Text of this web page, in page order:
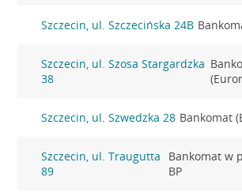
Szczecin, ul. Szczecińska 24B
Szczecin, ul. Szosa Stargardzka
38
Szczecin, ul. Szwedzka 28 Bankomat
Szczecin, ul. Traugutta
89
Bankomat w
BP